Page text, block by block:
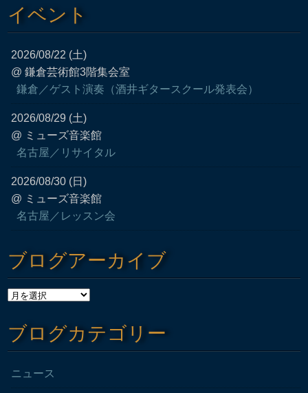
イベント
2026/08/22 (土)
@ 鎌倉芸術館3階集会室
鎌倉／ゲスト演奏（酒井ギタースクール発表会）
2026/08/29 (土)
@ ミューズ音楽館
名古屋／リサイタル
2026/08/30 (日)
@ ミューズ音楽館
名古屋／レッスン会
ブログアーカイブ
ブログカテゴリー
ニュース